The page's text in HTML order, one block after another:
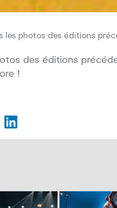
les photos des éditions
des éditions
!